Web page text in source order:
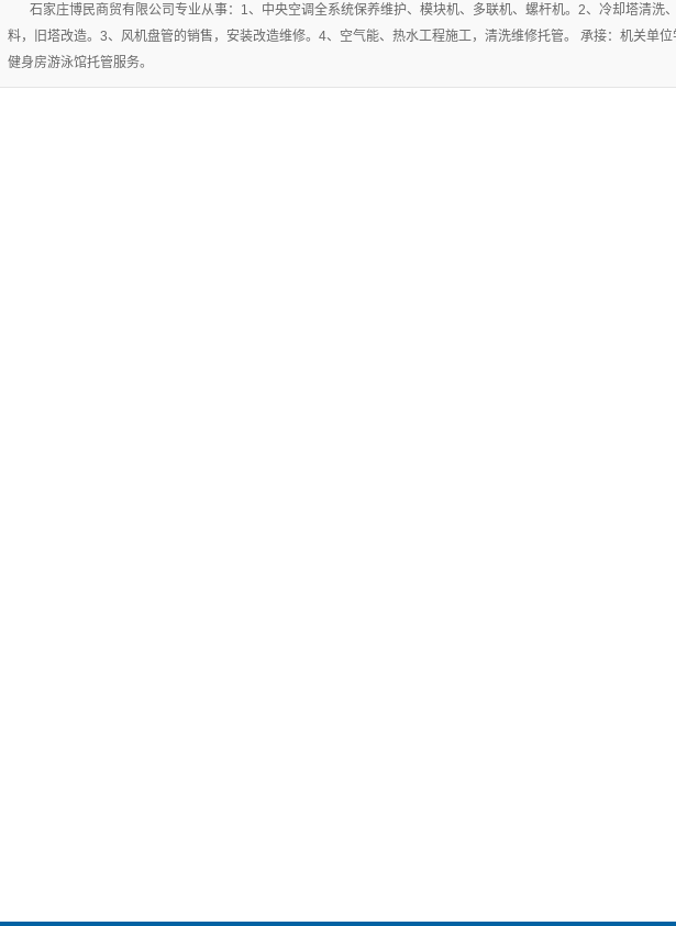
空气能热水器维修
空气能热水器保养
石家庄博民商贸有限公司专业从事：1、中央空调全系统保养维护、模块机、多联机、螺杆机。2、冷却塔清洗
料，旧塔改造。3、风机盘管的销售，安装改造维修。4、空气能、热水工程施工，清洗维修托管。 承接：机关单
健身房游泳馆托管服务。